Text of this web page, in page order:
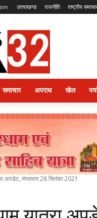
उत्तराखण्ड राजनीति राष्ट्रीय
समाचार अपराध खेल
अपडेट, मंगलवार 28 सितंबर 2021